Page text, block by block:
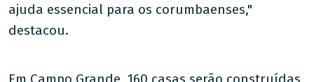
ajuda essencial para os corumbaenses,"
destacou.
Em Campo Grande, 160 casas serão construídas